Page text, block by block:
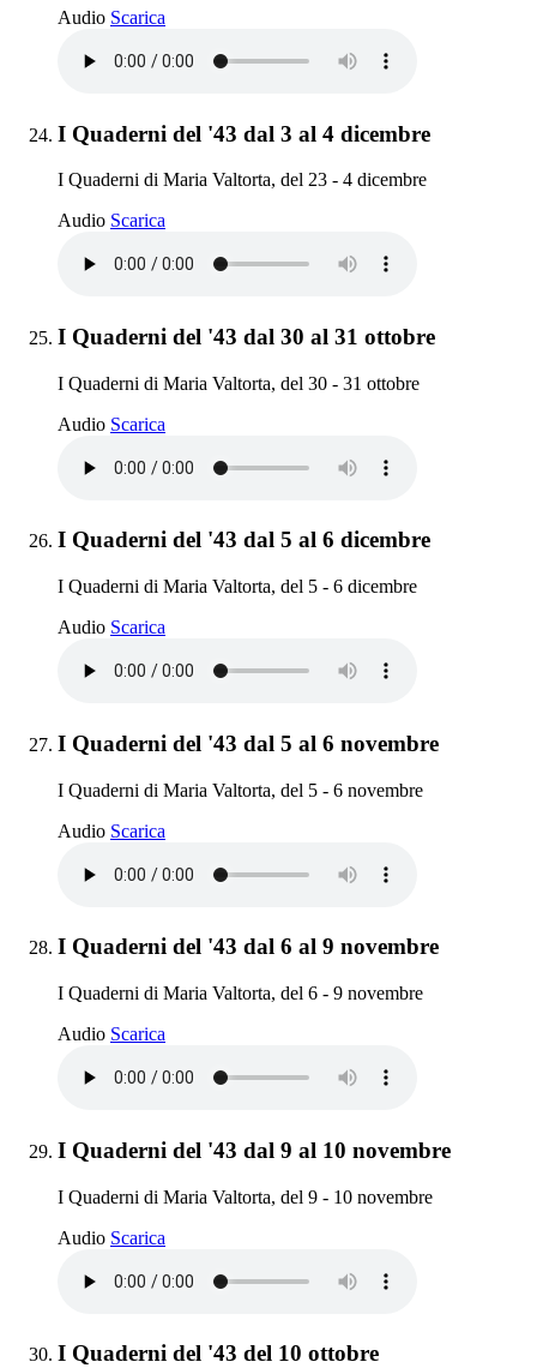
Audio Scarica
Elemento 24:
I Quaderni del '43 dal 3 al 4 dicembre
I Quaderni di Maria Valtorta, del 23 - 4 dicembre
Audio Scarica
Elemento 25:
I Quaderni del '43 dal 30 al 31 ottobre
I Quaderni di Maria Valtorta, del 30 - 31 ottobre
Audio Scarica
Elemento 26:
I Quaderni del '43 dal 5 al 6 dicembre
I Quaderni di Maria Valtorta, del 5 - 6 dicembre
Audio Scarica
Elemento 27:
I Quaderni del '43 dal 5 al 6 novembre
I Quaderni di Maria Valtorta, del 5 - 6 novembre
Audio Scarica
Elemento 28:
I Quaderni del '43 dal 6 al 9 novembre
I Quaderni di Maria Valtorta, del 6 - 9 novembre
Audio Scarica
Elemento 29:
I Quaderni del '43 dal 9 al 10 novembre
I Quaderni di Maria Valtorta, del 9 - 10 novembre
Audio Scarica
Elemento 30:
I Quaderni del '43 del 10 ottobre